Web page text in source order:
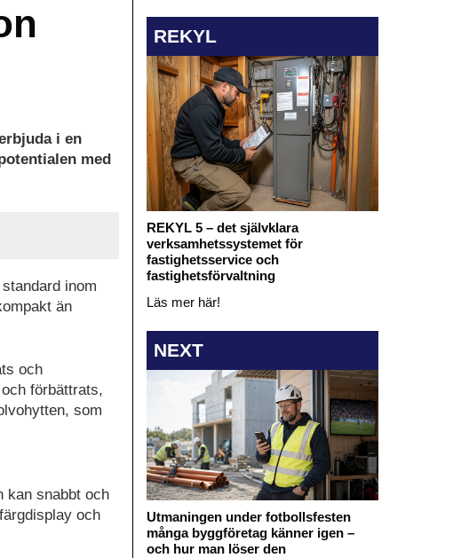
i en
med
inom
än
och
förbättrats,
som
kan snabbt och
och
REKYL
REKYL 5 – det självklara
verksamhetssystemet för
fastighetsservice och
fastighetsförvaltning
Läs mer här!
NEXT
Utmaningen under fotbollsfesten
många byggföretag känner igen –
och hur man löser den